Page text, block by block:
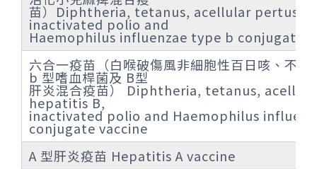
苗）Diphtheria, tetanus, acellular
inactivated polio and
Haemophilus influenzae type b conjugate
六合一疫苗（白喉破傷風非細胞性百日咳、不活
b 型嗜血桿菌及 B型
肝炎混合疫苗） Diphtheria, tetanus,
hepatitis B,
inactivated polio and Haemophilus
conjugate vaccine
A 型肝炎疫苗 Hepatitis A vaccine